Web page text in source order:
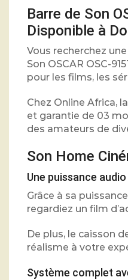
Barre de Son
Disponible à
Vous recherchez
Son OSCAR OSC-
pour les films, les
Chez Online Africa,
et garantie de 03
des amateurs de
Son Home
Une puissance
Grâce à sa
regardiez un film
De plus, le caisson
réalisme à votre
Système complet